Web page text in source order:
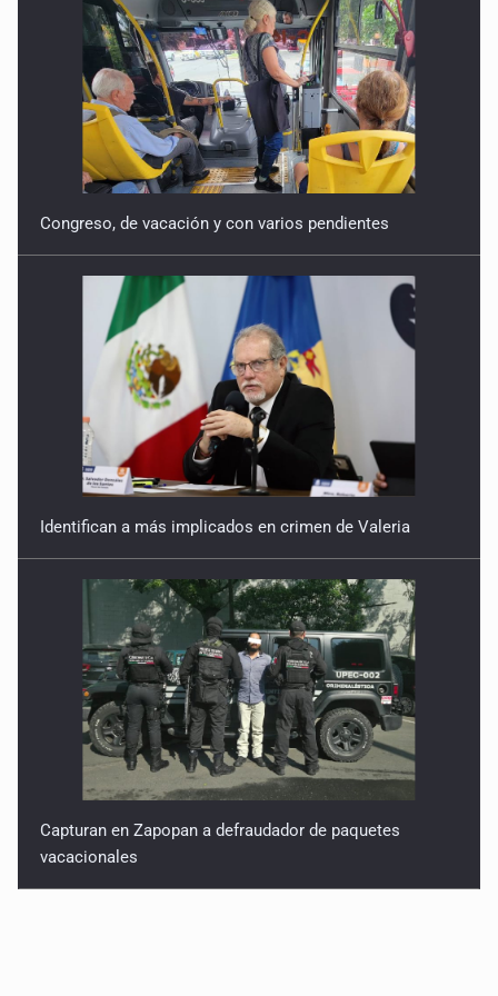
Ecuación
30 de Enero de 2026
Congreso, de vacación y con varios pendientes
Identifican a más implicados en crimen de Valeria
Capturan en Zapopan a defraudador de paquetes
vacacionales